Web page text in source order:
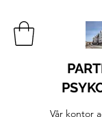
Vår kontor